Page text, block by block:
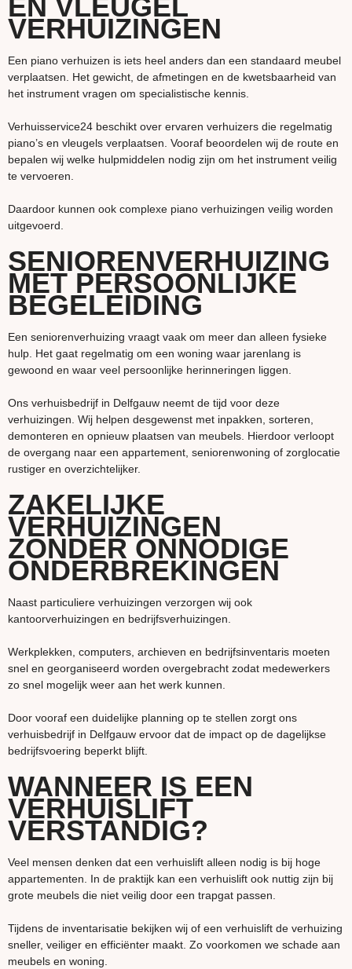
EN VLEUGEL
VERHUIZINGEN
Een piano verhuizen is iets heel anders dan een standaard meubel
verplaatsen. Het gewicht, de afmetingen en de kwetsbaarheid van
het instrument vragen om specialistische kennis.
Verhuisservice24 beschikt over ervaren verhuizers die regelmatig
piano’s en vleugels verplaatsen. Vooraf beoordelen wij de route en
bepalen wij welke hulpmiddelen nodig zijn om het instrument veilig
te vervoeren.
Daardoor kunnen ook complexe piano verhuizingen veilig worden
uitgevoerd.
SENIORENVERHUIZING
MET PERSOONLIJKE
BEGELEIDING
Een seniorenverhuizing vraagt vaak om meer dan alleen fysieke
hulp. Het gaat regelmatig om een woning waar jarenlang is
gewoond en waar veel persoonlijke herinneringen liggen.
Ons verhuisbedrijf in Delfgauw neemt de tijd voor deze
verhuizingen. Wij helpen desgewenst met inpakken, sorteren,
demonteren en opnieuw plaatsen van meubels. Hierdoor verloopt
de overgang naar een appartement, seniorenwoning of zorglocatie
rustiger en overzichtelijker.
ZAKELIJKE
VERHUIZINGEN
ZONDER ONNODIGE
ONDERBREKINGEN
Naast particuliere verhuizingen verzorgen wij ook
kantoorverhuizingen en bedrijfsverhuizingen.
Werkplekken, computers, archieven en bedrijfsinventaris moeten
snel en georganiseerd worden overgebracht zodat medewerkers
zo snel mogelijk weer aan het werk kunnen.
Door vooraf een duidelijke planning op te stellen zorgt ons
verhuisbedrijf in Delfgauw ervoor dat de impact op de dagelijkse
bedrijfsvoering beperkt blijft.
WANNEER IS EEN
VERHUISLIFT
VERSTANDIG?
Veel mensen denken dat een verhuislift alleen nodig is bij hoge
appartementen. In de praktijk kan een verhuislift ook nuttig zijn bij
grote meubels die niet veilig door een trapgat passen.
Tijdens de inventarisatie bekijken wij of een verhuislift de verhuizing
sneller, veiliger en efficiënter maakt. Zo voorkomen we schade aan
meubels en woning.